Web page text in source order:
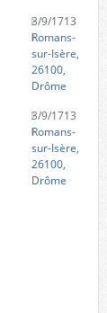
3/9/1713
Romans-
sur-Isère,
26100,
Drôme
3/9/1713
Romans-
sur-Isère,
26100,
Drôme